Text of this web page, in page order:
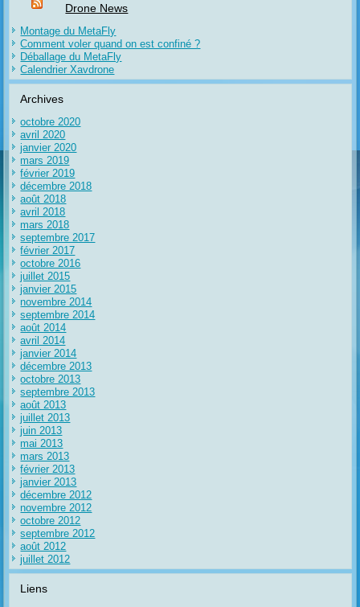
Drone News
Montage du MetaFly
Comment voler quand on est confiné ?
Déballage du MetaFly
Calendrier Xavdrone
Archives
octobre 2020
avril 2020
janvier 2020
mars 2019
février 2019
décembre 2018
août 2018
avril 2018
mars 2018
septembre 2017
février 2017
octobre 2016
juillet 2015
janvier 2015
novembre 2014
septembre 2014
août 2014
avril 2014
janvier 2014
décembre 2013
octobre 2013
septembre 2013
août 2013
juillet 2013
juin 2013
mai 2013
mars 2013
février 2013
janvier 2013
décembre 2012
novembre 2012
octobre 2012
septembre 2012
août 2012
juillet 2012
Liens